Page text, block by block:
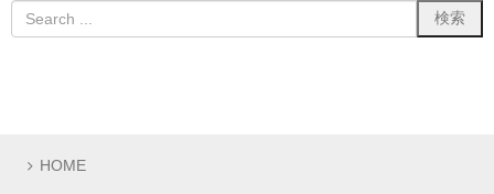
HOME